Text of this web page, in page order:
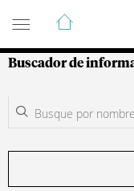
Guía de
Buscador de